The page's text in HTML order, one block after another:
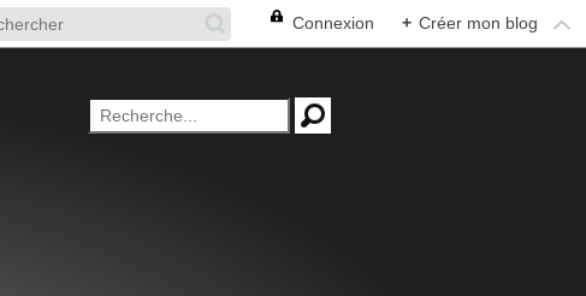
Connexion + Créer mon blog